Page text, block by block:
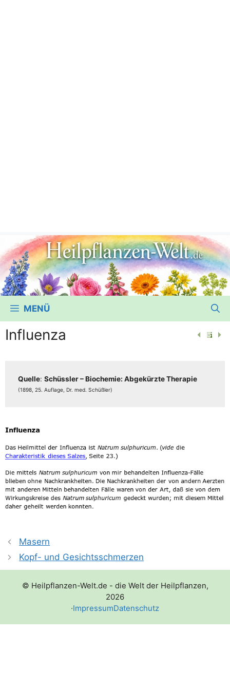
MENÜ
Influenza
Quel­le: Schüss­ler – Bio­che­mie: Abge­kürz­te The­ra­pie
(1898, 25. Auf­la­ge, Dr. med. Schüßler)
Masern
Kopf- und Gesichtsschmerzen
© Heilpflanzen-Welt.de - die Welt der Heilpflanzen,
2026
·ImpressumDatenschutz